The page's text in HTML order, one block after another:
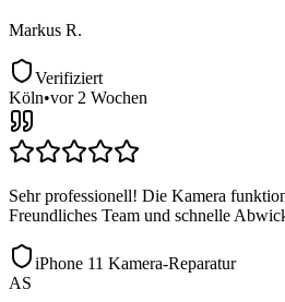
Markus R.
Verifiziert
Köln•vor 2 Wochen
Sehr professionell! Die Kamera
Freundliches Team und schnelle
iPhone 11 Kamera-Reparatur
AS